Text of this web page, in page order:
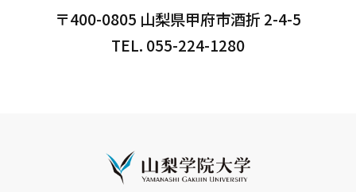
〒400-0805 山梨県甲府市酒折 2-4-5
TEL. 055-224-1280